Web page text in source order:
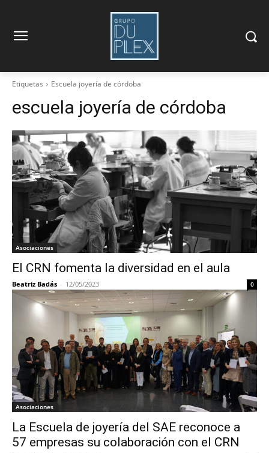
Etiquetas Escuela joyería de córdoba
escuela joyería de córdoba
Asociaciones
El CRN fomenta la diversidad en el aula
Beatriz Badás - 12/05/2023 0
Asociaciones
La Escuela de joyería del SAE reconoce a
57 empresas su colaboración con el CRN